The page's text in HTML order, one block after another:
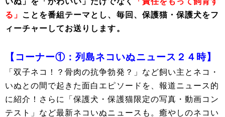
る」
ことを番組テーマとし、毎回、保護猫・保護犬をフ
ィーチャーしてお送りします。
【コーナー①：列島ネコいぬニュース２４時】
「双子ネコ！？骨肉の抗争勃発？」など飼い主とネコ・
いぬとの間で起きた面白エピソードを、報道ニュース的
に紹介！さらに「保護犬・保護猫限定の写真・動画コン
テスト」など最新ネコいぬニュースも。癒やしのネコい